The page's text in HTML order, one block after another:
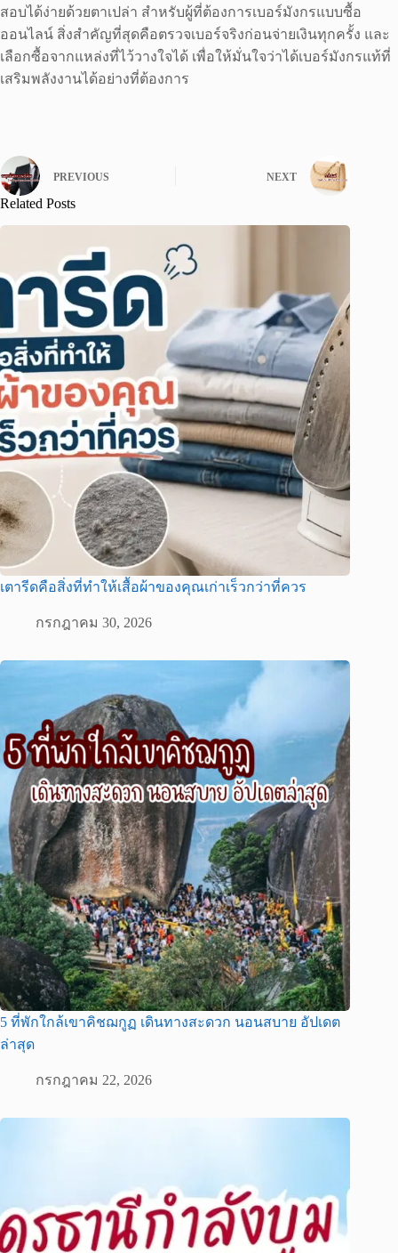
สอบได้ง่ายด้วยตาเปล่า สำหรับผู้ที่ต้องการเบอร์มังกรแบบซื้อ
ออนไลน์ สิ่งสำคัญที่สุดคือตรวจเบอร์จริงก่อนจ่ายเงินทุกครั้ง และ
เลือกซื้อจากแหล่งที่ไว้วางใจได้ เพื่อให้มั่นใจว่าได้เบอร์มังกรแท้ที่
เสริมพลังงานได้อย่างที่ต้องการ
PREVIOUS NEXT
Related Posts
เตารีดคือสิ่งที่ทำให้เสื้อผ้าของคุณเก่าเร็วกว่าที่ควร
กรกฎาคม 30, 2026
5 ที่พักใกล้เขาคิชฌกูฏ เดินทางสะดวก นอนสบาย อัปเดต
ล่าสุด
กรกฎาคม 22, 2026